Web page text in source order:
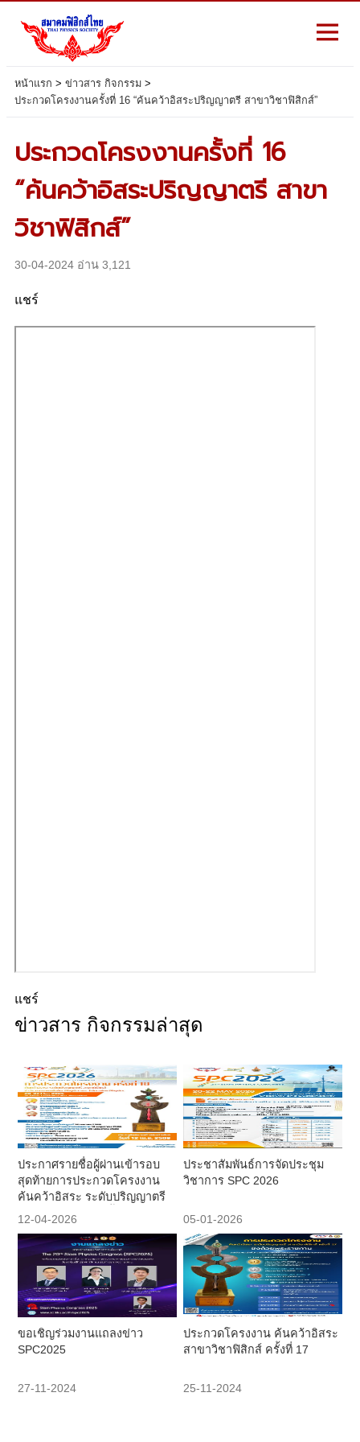
หน้าแรก > ข่าวสาร กิจกรรม >
ประกวดโครงงานครั้งที่ 16 “ค้นคว้าอิสระปริญญาตรี สาขาวิชาฟิสิกส์”
ประกวดโครงงานครั้งที่ 16
“ค้นคว้าอิสระปริญญาตรี สาขา
วิชาฟิสิกส์”
30-04-2024 อ่าน 3,121
แชร์
แชร์
ข่าวสาร กิจกรรมล่าสุด
ประกาศรายชื่อผู้ผ่านเข้ารอบ
สุดท้ายการประกวดโครงงาน
ค้นคว้าอิสระ ระดับปริญญาตรี
สาขาวิชาฟิสิกส์ ครั้งที่ 18
12-04-2026
ประชาสัมพันธ์การจัดประชุม
วิชาการ SPC 2026
05-01-2026
ขอเชิญร่วมงานแถลงข่าว
SPC2025
27-11-2024
ประกวดโครงงาน ค้นคว้าอิสระ
สาขาวิชาฟิสิกส์ ครั้งที่ 17
25-11-2024